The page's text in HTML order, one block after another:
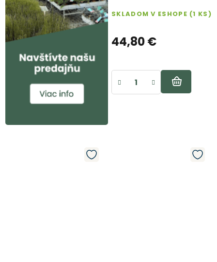
SKLADOM V ESHOPE (1 KS)
44,80 €